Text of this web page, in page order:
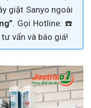
giặt Sanyo ngoài
. Gọi Hotline: ☎️
vấn và báo giá!